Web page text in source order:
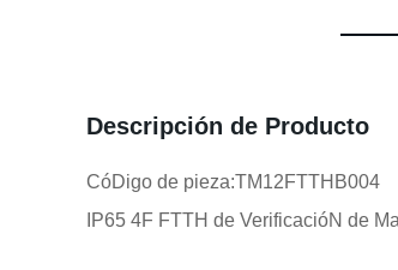
Descripción de Producto
CóDigo de pieza:TM12FTTHB004
IP65 4F FTTH de VerificacióN de